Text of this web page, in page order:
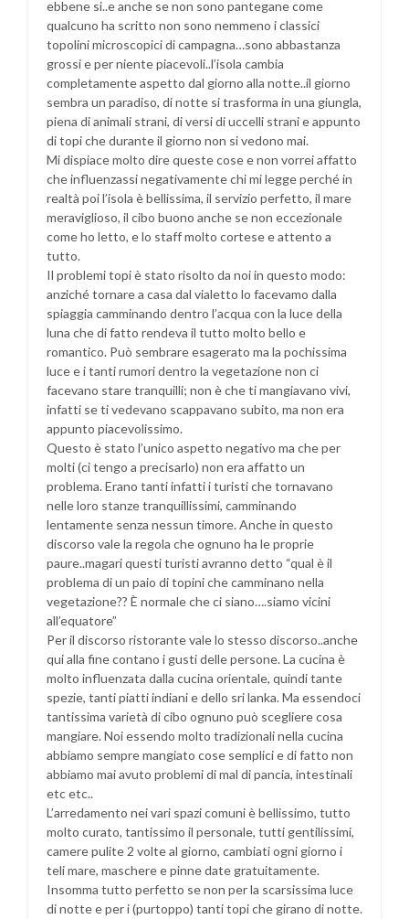
ebbene si..e anche se non sono pantegane come
qualcuno ha scritto non sono nemmeno i classici
topolini microscopici di campagna…sono abbastanza
grossi e per niente piacevoli..l’isola cambia
completamente aspetto dal giorno alla notte..il giorno
sembra un paradiso, di notte si trasforma in una giungla,
piena di animali strani, di versi di uccelli strani e appunto
di topi che durante il giorno non si vedono mai.
Mi dispiace molto dire queste cose e non vorrei affatto
che influenzassi negativamente chi mi legge perché in
realtà poi l’isola è bellissima, il servizio perfetto, il mare
meraviglioso, il cibo buono anche se non eccezionale
come ho letto, e lo staff molto cortese e attento a
tutto.
Il problemi topi è stato risolto da noi in questo modo:
anziché tornare a casa dal vialetto lo facevamo dalla
spiaggia camminando dentro l’acqua con la luce della
luna che di fatto rendeva il tutto molto bello e
romantico. Può sembrare esagerato ma la pochissima
luce e i tanti rumori dentro la vegetazione non ci
facevano stare tranquilli; non è che ti mangiavano vivi,
infatti se ti vedevano scappavano subito, ma non era
appunto piacevolissimo.
Questo è stato l’unico aspetto negativo ma che per
molti (ci tengo a precisarlo) non era affatto un
problema. Erano tanti infatti i turisti che tornavano
nelle loro stanze tranquillissimi, camminando
lentamente senza nessun timore. Anche in questo
discorso vale la regola che ognuno ha le proprie
paure..magari questi turisti avranno detto “qual è il
problema di un paio di topini che camminano nella
vegetazione?? È normale che ci siano….siamo vicini
all’equatore”
Per il discorso ristorante vale lo stesso discorso..anche
qui alla fine contano i gusti delle persone. La cucina è
molto influenzata dalla cucina orientale, quindi tante
spezie, tanti piatti indiani e dello sri lanka. Ma essendoci
tantissima varietà di cibo ognuno può scegliere cosa
mangiare. Noi essendo molto tradizionali nella cucina
abbiamo sempre mangiato cose semplici e di fatto non
abbiamo mai avuto problemi di mal di pancia, intestinali
etc etc..
L’arredamento nei vari spazi comuni è bellissimo, tutto
molto curato, tantissimo il personale, tutti gentilissimi,
camere pulite 2 volte al giorno, cambiati ogni giorno i
teli mare, maschere e pinne date gratuitamente.
Insomma tutto perfetto se non per la scarsissima luce
di notte e per i (purtoppo) tanti topi che girano di notte.